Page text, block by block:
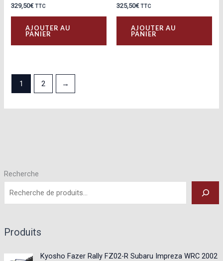
Recherche
Produits
Kyosho Fazer Rally FZ02-R Subaru Impreza WRC 2002
329,50€ TTC
AJOUTER AU
PANIER
325,50€ TTC
AJOUTER AU
PANIER
1 2 →